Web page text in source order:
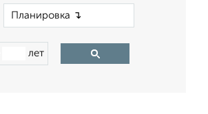
лет